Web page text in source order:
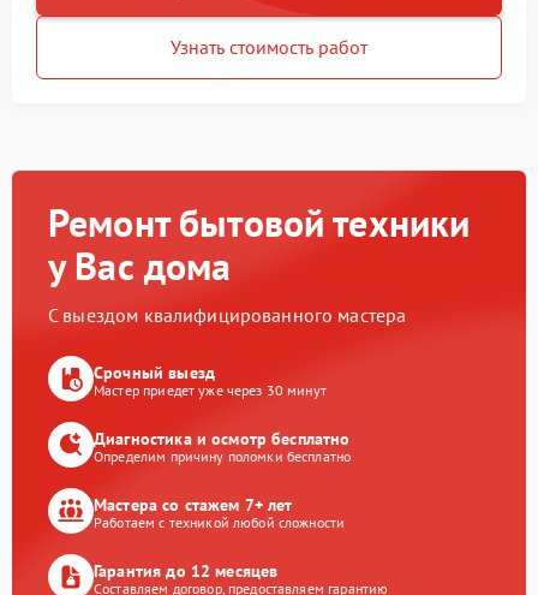
Узнать стоимость работ
Ремонт бытовой техники
у Вас дома
С выездом квалифицированного мастера
Срочный выезд
Мастер приедет уже через 30 минут
Диагностика и осмотр бесплатно
Определим причину поломки бесплатно
Мастера со стажем 7+ лет
Работаем с техникой любой сложности
Гарантия до 12 месяцев
Составляем договор, предоставляем гарантию